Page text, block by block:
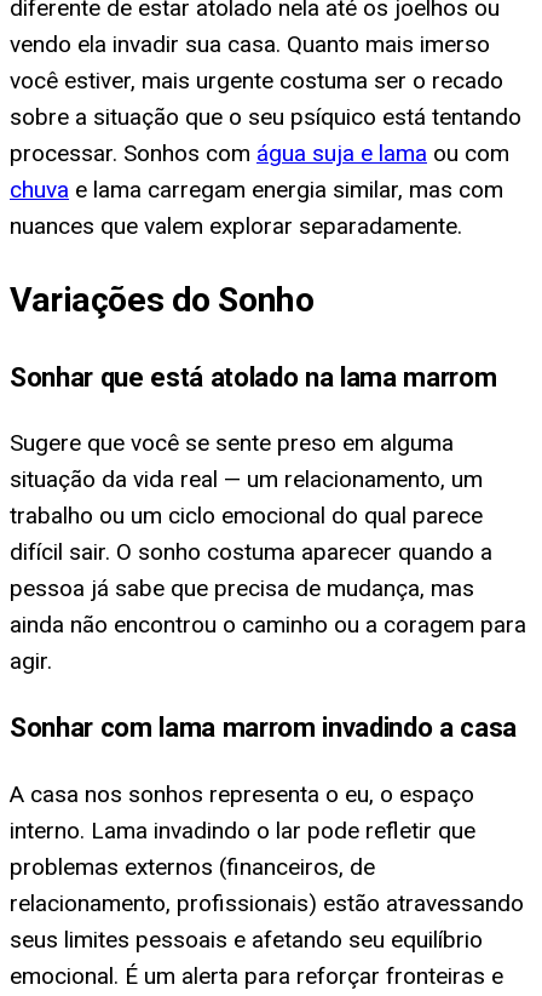
diferente de estar atolado nela até os joelhos ou
vendo ela invadir sua casa. Quanto mais imerso
você estiver, mais urgente costuma ser o recado
sobre a situação que o seu psíquico está tentando
processar. Sonhos com água suja e lama ou com
chuva e lama carregam energia similar, mas com
nuances que valem explorar separadamente.
Variações do Sonho
Sonhar que está atolado na lama marrom
Sugere que você se sente preso em alguma
situação da vida real — um relacionamento, um
trabalho ou um ciclo emocional do qual parece
difícil sair. O sonho costuma aparecer quando a
pessoa já sabe que precisa de mudança, mas
ainda não encontrou o caminho ou a coragem para
agir.
Sonhar com lama marrom invadindo a casa
A casa nos sonhos representa o eu, o espaço
interno. Lama invadindo o lar pode refletir que
problemas externos (financeiros, de
relacionamento, profissionais) estão atravessando
seus limites pessoais e afetando seu equilíbrio
emocional. É um alerta para reforçar fronteiras e